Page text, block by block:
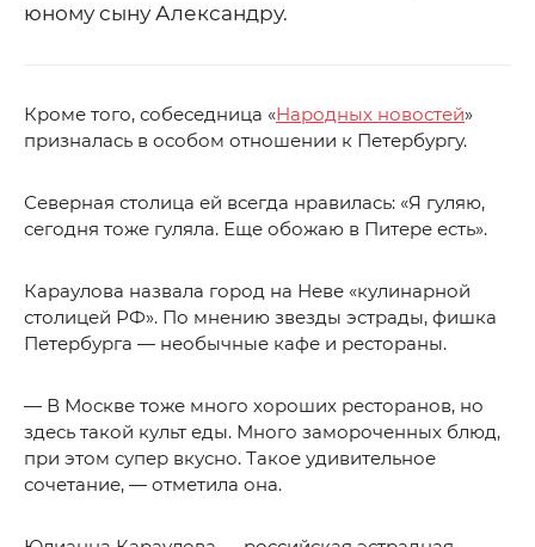
юному сыну Александру.
Кроме того, собеседница «Народных новостей»
призналась в особом отношении к Петербургу.
Северная столица ей всегда нравилась: «Я гуляю,
сегодня тоже гуляла. Еще обожаю в Питере есть».
Караулова назвала город на Неве «кулинарной
столицей РФ». По мнению звезды эстрады, фишка
Петербурга — необычные кафе и рестораны.
— В Москве тоже много хороших ресторанов, но
здесь такой культ еды. Много замороченных блюд,
при этом супер вкусно. Такое удивительное
сочетание, — отметила она.